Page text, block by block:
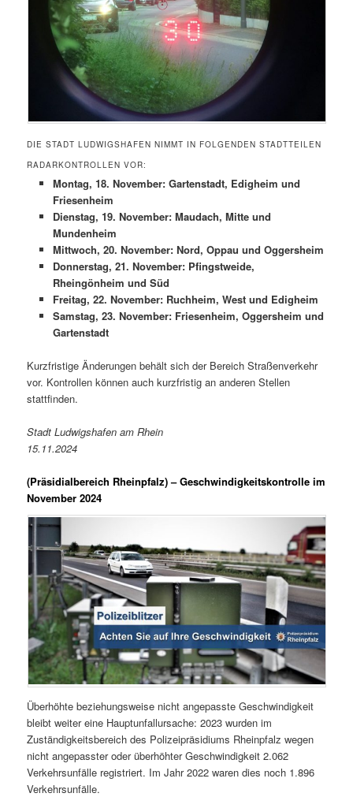
DIE STADT LUDWIGSHAFEN NIMMT IN FOLGENDEN STADTTEILEN
RADARKONTROLLEN VOR:
Montag, 18. November: Gartenstadt, Edigheim und
Friesenheim
Dienstag, 19. November: Maudach, Mitte und
Mundenheim
Mittwoch, 20. November: Nord, Oppau und Oggersheim
Donnerstag, 21. November: Pfingstweide,
Rheingönheim und Süd
Freitag, 22. November: Ruchheim, West und Edigheim
Samstag, 23. November: Friesenheim, Oggersheim und
Gartenstadt
Kurzfristige Änderungen behält sich der Bereich Straßenverkehr
vor. Kontrollen können auch kurzfristig an anderen Stellen
stattfinden.
Stadt Ludwigshafen am Rhein
15.11.2024
(Präsidialbereich Rheinpfalz)– Geschwindigkeitskontrolle im
November 2024
Überhöhte beziehungsweise nicht angepasste Geschwindigkeit
bleibt weiter eine Hauptunfallursache: 2023 wurden im
Zuständigkeitsbereich des Polizeipräsidiums Rheinpfalz wegen
nicht angepasster oder überhöhter Geschwindigkeit 2.062
Verkehrsunfälle registriert. Im Jahr 2022 waren dies noch 1.896
Verkehrsunfälle.